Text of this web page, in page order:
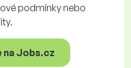
podmínky nebo
na Jobs.cz